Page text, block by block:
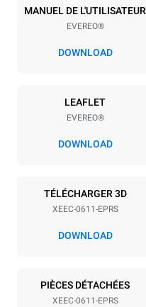
6
Espace entre les plaques
220-240V 1~
MANUEL DE L'UTILISATEUR
EVEREO®
DOWNLOAD
LEAFLET
EVEREO®
DOWNLOAD
TÉLÉCHARGER 3D
XEEC-0611-EPRS
DOWNLOAD
PIÈCES DÉTACHÉES
XEEC-0611-EPRS